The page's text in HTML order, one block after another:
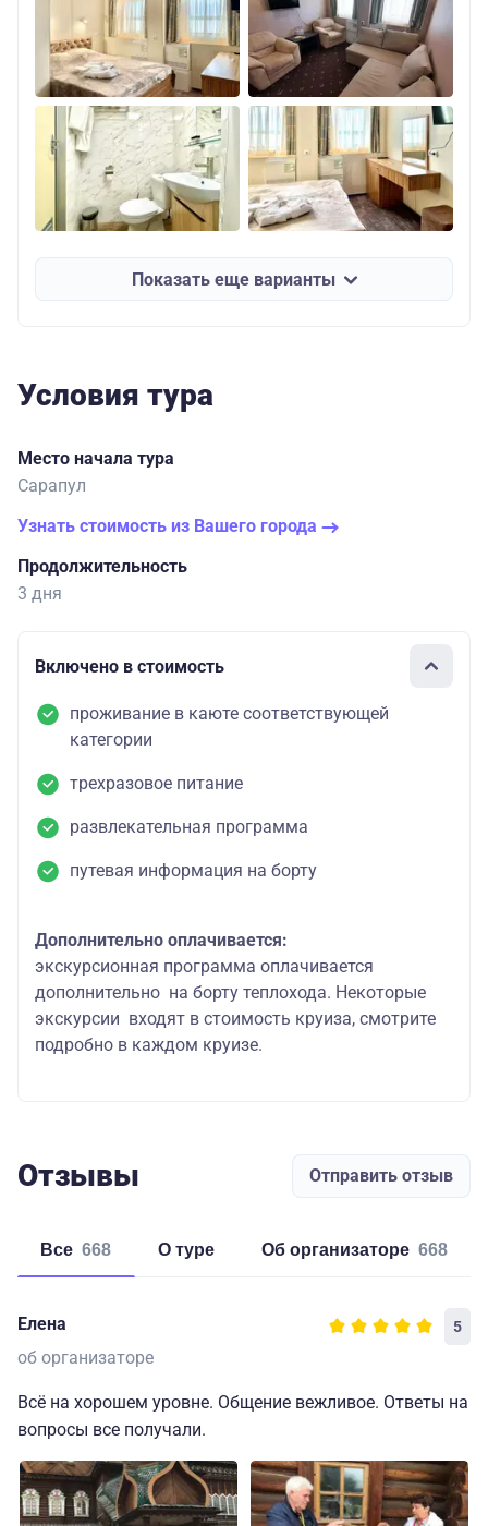
Показать еще варианты
Условия тура
Место начала тура
Сарапул
Узнать стоимость из Вашего города
Продолжительность
3 дня
Включено в стоимость
проживание в каюте соответствующей
категории
трехразовое питание
развлекательная программа
путевая информация на борту
Дополнительно оплачивается:
экскурсионная программа оплачивается
дополнительно на борту теплохода. Некоторые
экскурсии входят в стоимость круиза, смотрите
подробно в каждом круизе.
Отзывы Отправить отзыв
Все 668 о туре об организаторе 668
Елена 5
об организаторе
Всё на хорошем уровне. Общение вежливое. Ответы на
вопросы все получали.